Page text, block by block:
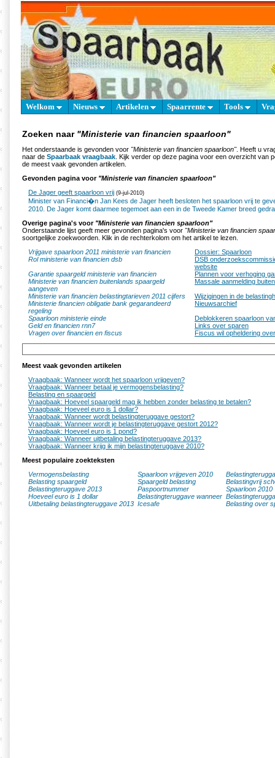
Welkom Nieuws Artikelen Spaarrente Tools
Zoeken naar "Ministerie van financien spaarloon"
Het onderstaande is gevonden voor "Ministerie van financien spaarloon". Heeft u
naar de Spaarbaak vraagbaak . Kijk verder op deze pagina voor een overzicht van
de meest vaak gevonden artikelen.
Gevonden pagina voor "Ministerie van financien spaarloon"
De Jager geeft spaarloon vrij (9-jul-2010)
Minister van Financi�n Jan Kees de Jager heeft besloten het spaarloon vrij te
2010. De Jager komt daarmee tegemoet aan een in de Tweede Kamer breed
Overige pagina's voor "Ministerie van financien spaarloon"
Onderstaande lijst geeft meer gevonden pagina's voor "Ministerie van financien
soortgelijke zoekwoorden. Klik in de rechterkolom om het artikel te lezen.
Vrijgave spaarloon 2011 ministerie van financien
Dossier: Spaarloon
Rol ministerie van financien dsb
DSB
website
Garantie spaargeld ministerie van financien
Plannen voor verhoging
Ministerie van financien buitenlands spaargeld
aangeven
Massale aanmelding
Ministerie van financien belastingtarieven 2011 cijfers
Wijzigingen in de
Ministerie financien obligatie bank gegarandeerd
regeling
Nieuwsarchief
Spaarloon ministerie einde
Deblokkeren spaarloon
Geld en financien rnn7
Links over sparen
Vragen over financien en fiscus
Fiscus wil opheldering
Meest vaak gevonden artikelen
Vraagbaak: Wanneer wordt het spaarloon vrijgeven?
Vraagbaak: Wanneer betaal je vermogensbelasting?
Belasting en spaargeld
Vraagbaak: Hoeveel spaargeld mag ik hebben zonder belasting te betalen?
Vraagbaak: Hoeveel euro is 1 dollar?
Vraagbaak: Wanneer wordt belastingteruggave gestort?
Vraagbaak: Wanneer wordt je belastingteruggave gestort 2012?
Vraagbaak: Hoeveel euro is 1 pond?
Vraagbaak: Wanneer uitbetaling belastingteruggave 2013?
Vraagbaak: Wanneer krijg ik mijn belastingteruggave 2010?
Meest populaire zoekteksten
Vermogensbelasting
Spaarloon vrijgeven 2010
Belasting spaargeld
Spaargeld belasting
Belastingvrij
Belastingteruggave 2013
Paspoortnummer
Spaarloon 2010
Hoeveel euro is 1 dollar
Belastingteruggave wanneer
Uitbetaling belastingteruggave 2013 Icesafe Belasting over